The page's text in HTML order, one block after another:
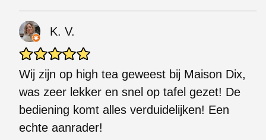
K. V.
Wij zijn op high tea geweest bij Maison Dix,
was zeer lekker en snel op tafel gezet! De
bediening komt alles verduidelijken! Een
echte aanrader!